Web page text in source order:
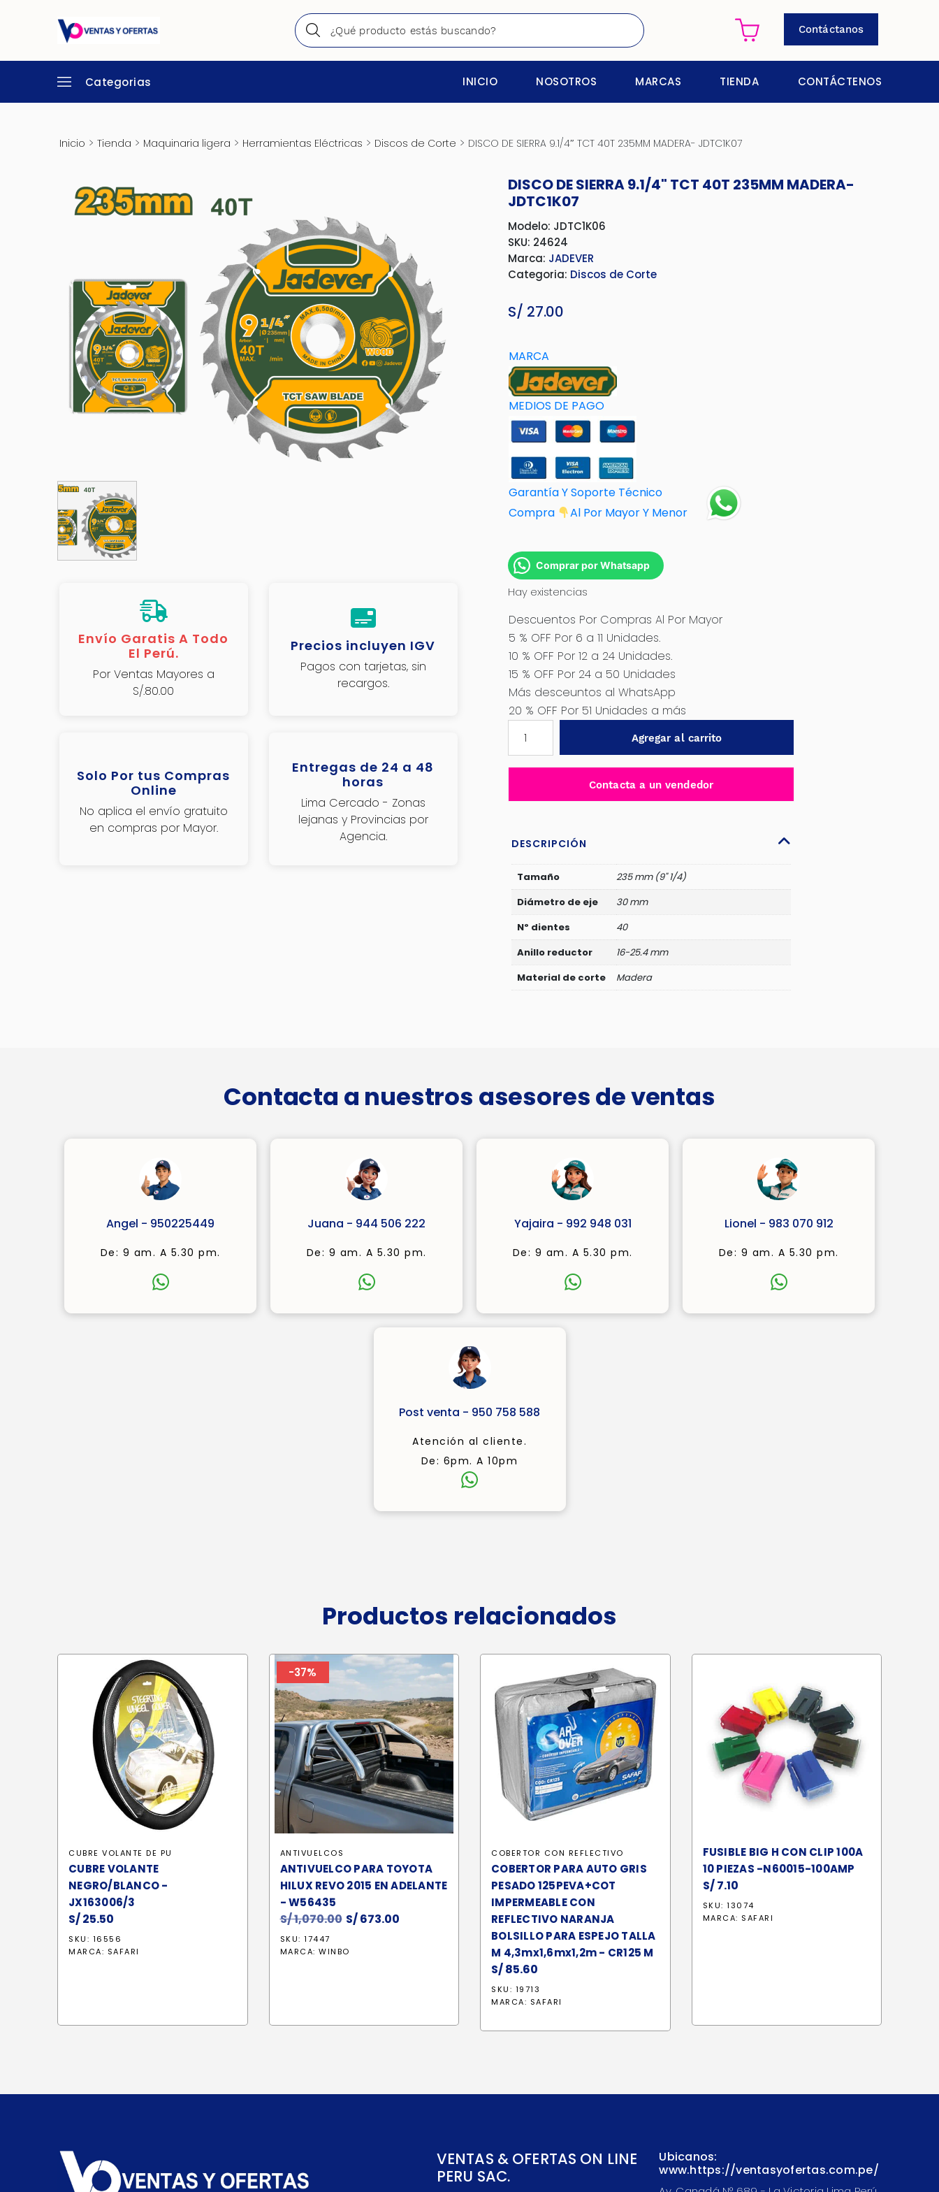
Contáctanos
Categorias INICIO NOSOTROS MARCAS TIENDA CONTÁCTENOS
Inicio > Tienda > Maquinaria ligera > Herramientas Eléctricas > Discos de Corte > DISCO DE SIERRA 9.1/4″ TCT 40T 235MM MADERA- JDTC1K07
Envío Garatis A Todo
El Perú.
Por Ventas Mayores a
S/.80.00
Precios incluyen IGV
Pagos con tarjetas, sin
recargos.
Solo Por tus Compras
Online
No aplica el envío gratuito
en compras por Mayor.
Entregas de 24 a 48
horas
Lima Cercado - Zonas
lejanas y Provincias por
Agencia.
DISCO DE SIERRA 9.1/4" TCT 40T 235MM MADERA-
JDTC1K07
Modelo: JDTC1K06
SKU: 24624
Marca: JADEVER
Categoria: Discos de Corte
S/ 27.00
MARCA
MEDIOS DE PAGO
Garantía Y Soporte Técnico
Compra
Al Por Mayor Y Menor
Comprar por Whatsapp
Hay existencias
Descuentos Por Compras Al Por Mayor
5 % OFF Por 6 a 11 Unidades.
10 % OFF Por 12 a 24 Unidades.
15 % OFF Por 24 a 50 Unidades
Más desceuntos al WhatsApp
20 % OFF Por 51 Unidades a más
SIERRA
MADERA-
JDTC1K07
cantidad
Agregar al carrito
Contacta a un vendedor
DESCRIPCIÓN
Tamaño
235 mm (9" 1/4)
Diámetro de eje
30 mm
Nº dientes
40
Anillo reductor
16-25.4 mm
Material de corte
Madera
Contacta a nuestros asesores de ventas
Angel - 950225449
De: 9 am. A 5.30 pm.
Juana - 944 506 222
De: 9 am. A 5.30 pm.
Yajaira - 992 948 031
De: 9 am. A 5.30 pm.
Lionel - 983 070 912
De: 9 am. A 5.30 pm.
Post venta - 950 758 588
Atención al cliente.
De: 6pm. A 10pm
Productos relacionados
CUBRE VOLANTE DE PU
CUBRE VOLANTE
NEGRO/BLANCO -
JX163006/3
S/25.50
SKU: 16556
MARCA: SAFARI
-37%
ANTIVUELCOS
ANTIVUELCO PARA TOYOTA
HILUX REVO 2015 EN ADELANTE
- W56435
S/1,070.00 El
original
S/673.00
SKU: 17447
MARCA: WINBO
COBERTOR CON REFLECTIVO
COBERTOR PARA AUTO GRIS
PESADO 125PEVA+COT
IMPERMEABLE CON
REFLECTIVO NARANJA
BOLSILLO PARA ESPEJO TALLA
M 4,3mx1,6mx1,2m - CR125 M
S/85.60
SKU: 19713
MARCA: SAFARI
FUSIBLE BIG H CON CLIP 100A
10 PIEZAS -N60015-100AMP
S/7.10
SKU: 13074
MARCA: SAFARI
VENTAS & OFERTAS ON LINE
PERU SAC.
Ubicanos:
www.https://ventasyofertas.com.pe/